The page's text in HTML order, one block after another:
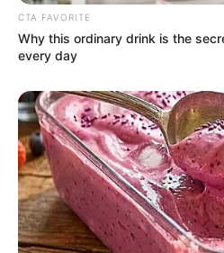
🕊️„Nem virradhat meg úgy
akarnék boldog lenni… és
másoknak.”
való hozzáállásáról tudni
🖤Nyugodj békében
élhetik meg – és élj a
CTA FAVORITE
Why this ordinary drink is the
every day